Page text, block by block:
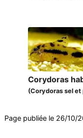
Corydoras
(Corydoras sel et
Page publiée le 26/10/